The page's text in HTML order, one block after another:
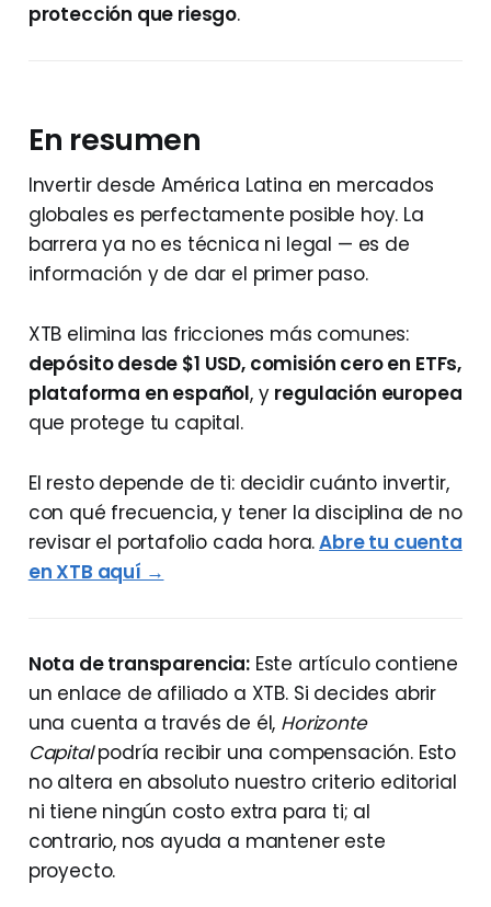
protección que riesgo.
En resumen
Invertir desde América Latina en mercados
globales es perfectamente posible hoy. La
barrera ya no es técnica ni legal — es de
información y de dar el primer paso.
XTB elimina las fricciones más comunes:
depósito desde $1 USD, comisión cero en ETFs,
plataforma en español, y regulación europea
que protege tu capital.
El resto depende de ti: decidir cuánto invertir,
con qué frecuencia, y tener la disciplina de no
revisar el portafolio cada hora.Abre tu cuenta
en XTB aquí →
Nota de transparencia:Este artículo contiene
un enlace de afiliado a XTB. Si decides abrir
una cuenta a través de él, Horizonte
Capitalpodría recibir una compensación. Esto
no altera en absoluto nuestro criterio editorial
ni tiene ningún costo extra para ti; al
contrario, nos ayuda a mantener este
proyecto.